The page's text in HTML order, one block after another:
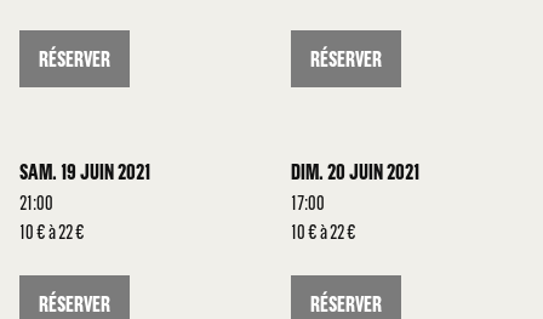
RÉSERVER RÉSERVER
SAM. 19 JUIN 2021
21:00
10 € à 22 €
RÉSERVER
DIM. 20 JUIN 2021
17:00
10 € à 22 €
RÉSERVER